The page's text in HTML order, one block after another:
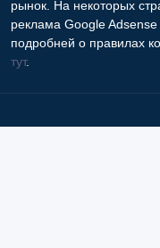
рынок. На некоторых
реклама Google
подробней о правилах
тут.